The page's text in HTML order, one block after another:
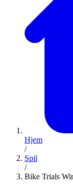
Hjem
/
Spil
/
Bike Trials